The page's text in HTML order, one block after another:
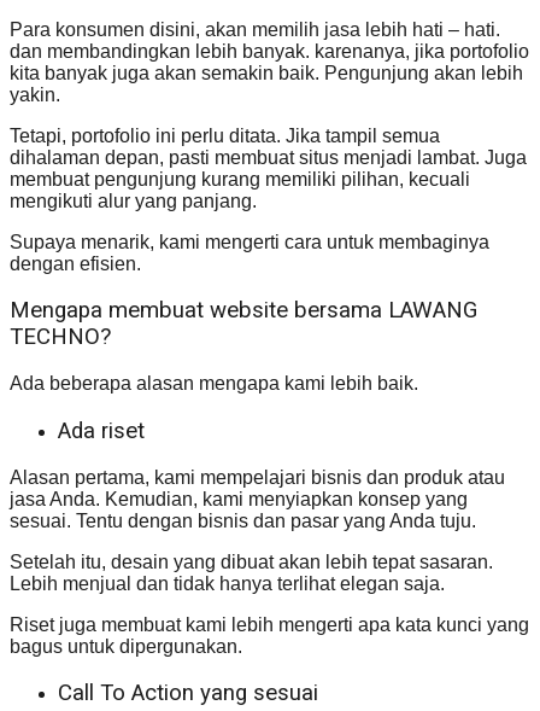
Para konsumen disini, akan memilih jasa lebih hati – hati.
dan membandingkan lebih banyak. karenanya, jika portofolio
kita banyak juga akan semakin baik. Pengunjung akan lebih
yakin.
Tetapi, portofolio ini perlu ditata. Jika tampil semua
dihalaman depan, pasti membuat situs menjadi lambat. Juga
membuat pengunjung kurang memiliki pilihan, kecuali
mengikuti alur yang panjang.
Supaya menarik, kami mengerti cara untuk membaginya
dengan efisien.
Mengapa membuat website bersama LAWANG
TECHNO?
Ada beberapa alasan mengapa kami lebih baik.
Ada riset
Alasan pertama, kami mempelajari bisnis dan produk atau
jasa Anda. Kemudian, kami menyiapkan konsep yang
sesuai. Tentu dengan bisnis dan pasar yang Anda tuju.
Setelah itu, desain yang dibuat akan lebih tepat sasaran.
Lebih menjual dan tidak hanya terlihat elegan saja.
Riset juga membuat kami lebih mengerti apa kata kunci yang
bagus untuk dipergunakan.
Call To Action yang sesuai